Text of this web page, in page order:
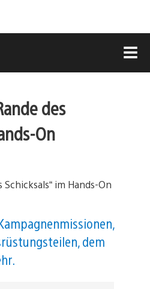
des
On
dem